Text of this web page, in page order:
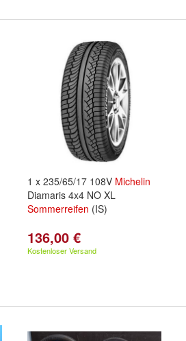
1 x 235/65/17 108V Michelin
Diamaris 4x4 NO XL
Sommerreifen (IS)
136,00 €
Kostenloser Versand